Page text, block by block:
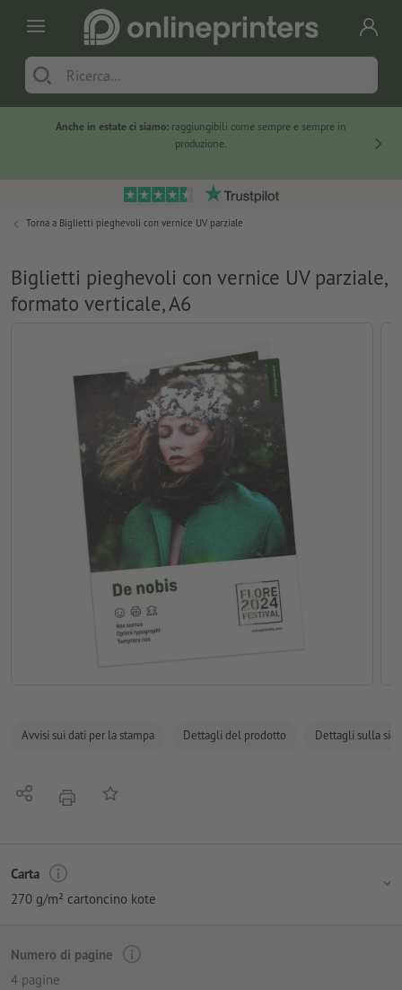
Anche in estate ci siamo: raggiungibili come sempre e sempre in
produzione.
Torna a Biglietti pieghevoli con vernice UV parziale
Biglietti pieghevoli con vernice UV parziale,
formato verticale, A6
Avvisi sui dati per la stampa Dettagli del prodotto Dettagli sulla
Condividistamparealla lista preferiti
Carta
270 g/m² cartoncino kote
Numero di pagine
4 pagine